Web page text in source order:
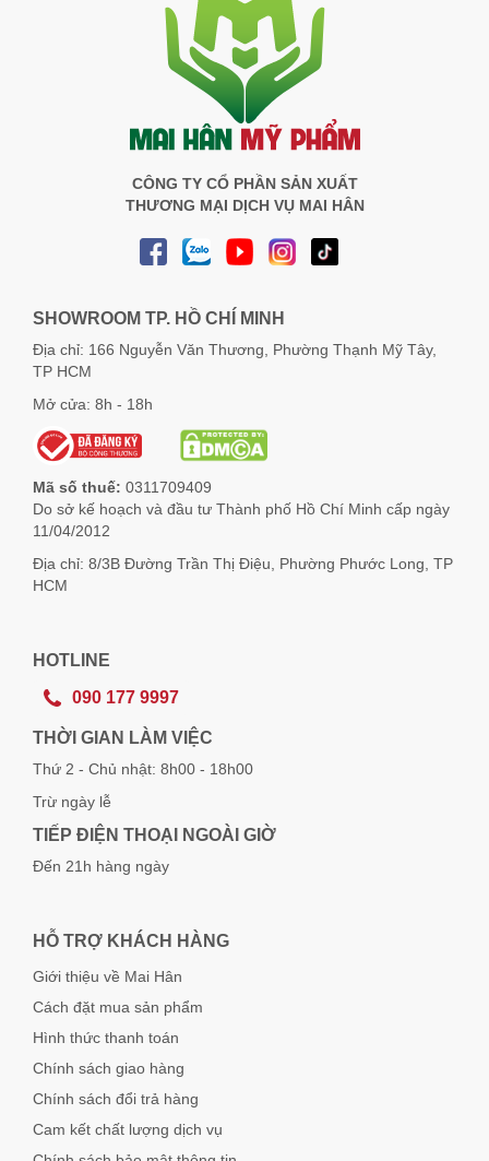
CÔNG TY CỔ PHẦN SẢN XUẤT
THƯƠNG MẠI DỊCH VỤ MAI HÂN
SHOWROOM TP. HỒ CHÍ MINH
Địa chỉ: 166 Nguyễn Văn Thương, Phường Thạnh Mỹ Tây,
TP HCM
Mở cửa: 8h - 18h
Mã số thuế: 0311709409
Do sở kế hoạch và đầu tư Thành phố Hồ Chí Minh cấp ngày
11/04/2012
Địa chỉ: 8/3B Đường Trần Thị Điệu, Phường Phước Long, TP
HCM
HOTLINE
090 177 9997
THỜI GIAN LÀM VIỆC
Thứ 2 - Chủ nhật: 8h00 - 18h00
Trừ ngày lễ
TIẾP ĐIỆN THOẠI NGOÀI GIỜ
Đến 21h hàng ngày
HỖ TRỢ KHÁCH HÀNG
Giới thiệu về Mai Hân
Cách đặt mua sản phẩm
Hình thức thanh toán
Chính sách giao hàng
Chính sách đổi trả hàng
Cam kết chất lượng dịch vụ